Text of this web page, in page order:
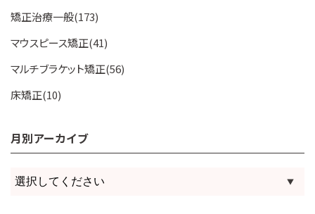
矯正治療一般(173)
マウスピース矯正(41)
マルチブラケット矯正(56)
床矯正(10)
月別アーカイブ